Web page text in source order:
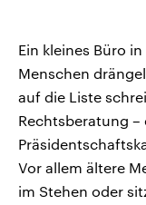
Ein kleines Büro
Menschen
auf die Liste
Rechtsberatung –
Vor allem ältere
im Stehen oder